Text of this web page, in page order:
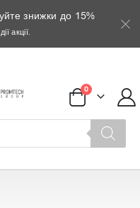
знижки до 15%
акції.
0